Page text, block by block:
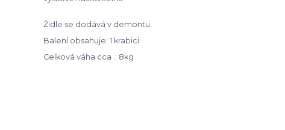
Židle se dodává v demontu.
Balení obsahuje: 1 krabici
Celková váha cca .: 8kg